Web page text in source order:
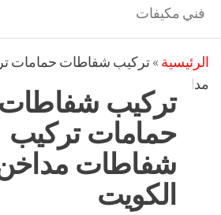
فني مكيفات
الرئيسية »تركيب شفاطات حمامات
مداخن في الكويت
تركيب شفاطات
حمامات تركيب
شفاطات
الكويت